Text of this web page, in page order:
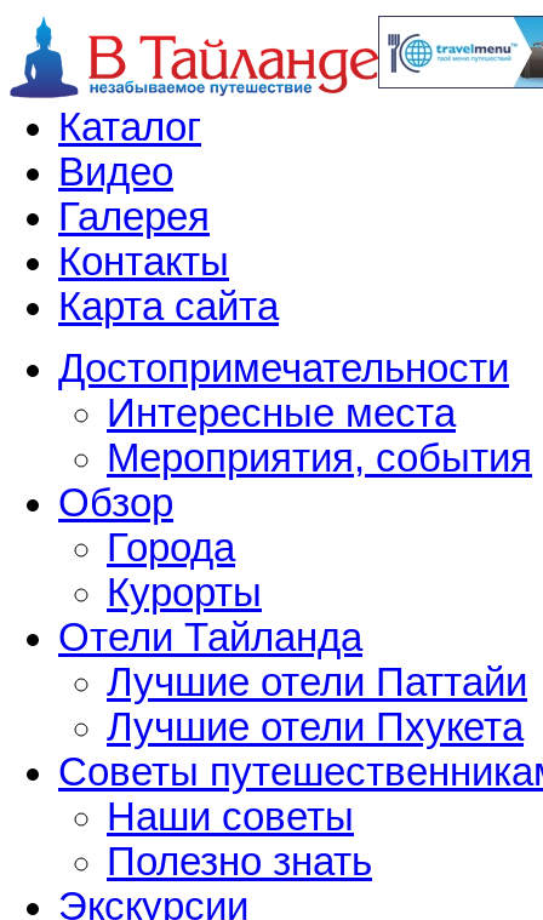
Каталог
Видео
Галерея
Контакты
Карта сайта
Достопримечательности
Интересные места
Мероприятия, события
Обзор
Города
Курорты
Отели Тайланда
Лучшие отели Паттайи
Лучшие отели Пхукета
Советы
Наши советы
Полезно знать
Экскурсии